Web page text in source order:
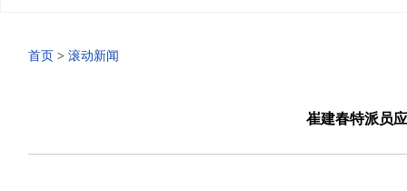
首页 > 滚动新闻
崔建春特派员